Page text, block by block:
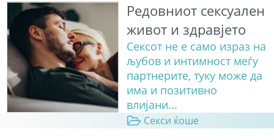
Редовниот сексуален
живот и здравјето
Сексот не е само израз на
љубов и интимност меѓу
партнерите, туку може да
има и позитивно
влијани...
Секси ќоше